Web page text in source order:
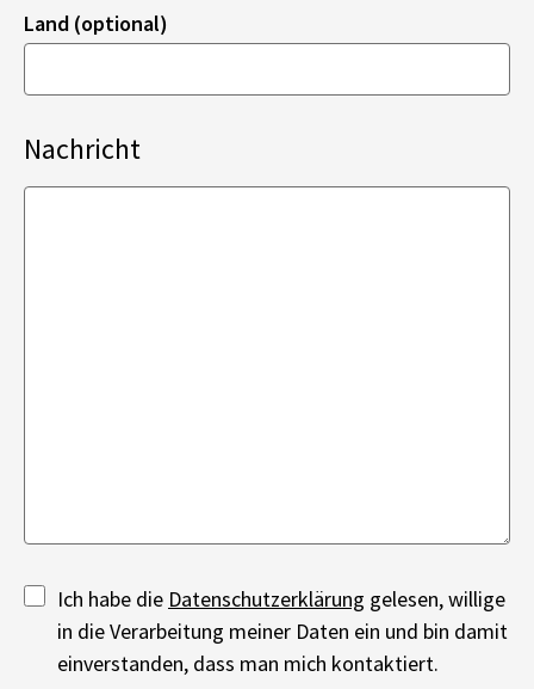
Land (optional)
Nachricht
Ich habe die Datenschutzerklärung gelesen, willige
in die Verarbeitung meiner Daten ein und bin damit
einverstanden, dass man mich kontaktiert.